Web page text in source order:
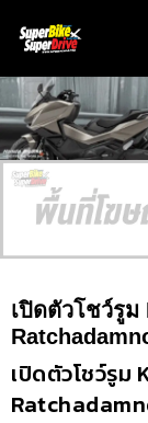
เปิดตัวโชว์รู
เปิดตัวโชว์รูม